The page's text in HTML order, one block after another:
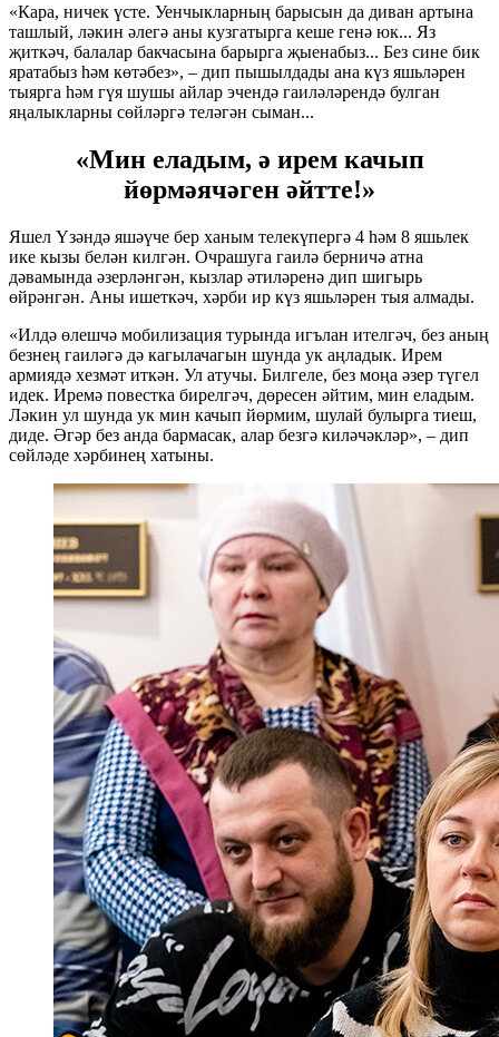
«Кара, ничек үсте. Уенчыкларның барысын да диван артына
ташлый, ләкин әлегә аны кузгатырга кеше генә юк... Яз
җиткәч, балалар бакчасына барырга җыенабыз... Без сине бик
яратабыз һәм көтәбез», – дип пышылдады ана күз яшьләрен
тыярга һәм гүя шушы айлар эчендә гаиләләрендә булган
яңалыкларны сөйләргә теләгән сыман...
«Мин еладым, ә ирем качып
йөрмәячәген әйтте!»
Яшел Үзәндә яшәүче бер ханым телекүпергә 4 һәм 8 яшьлек
ике кызы белән килгән. Очрашуга гаилә берничә атна
дәвамында әзерләнгән, кызлар әтиләренә дип шигырь
өйрәнгән. Аны ишеткәч, хәрби ир күз яшьләрен тыя алмады.
«Илдә өлешчә мобилизация турында игълан ителгәч, без аның
безнең гаиләгә дә кагылачагын шунда ук аңладык. Ирем
армиядә хезмәт иткән. Ул атучы. Билгеле, без моңа әзер түгел
идек. Иремә повестка бирелгәч, дөресен әйтим, мин еладым.
Ләкин ул шунда ук мин качып йөрмим, шулай булырга тиеш,
диде. Әгәр без анда бармасак, алар безгә киләчәкләр», – дип
сөйләде хәрбинең хатыны.